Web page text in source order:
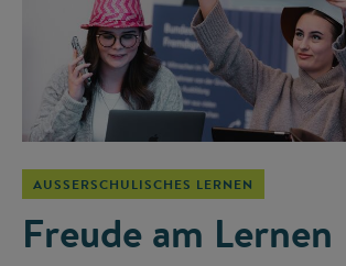
AUSSERSCHULISCHES LERNEN
Freude am Lernen